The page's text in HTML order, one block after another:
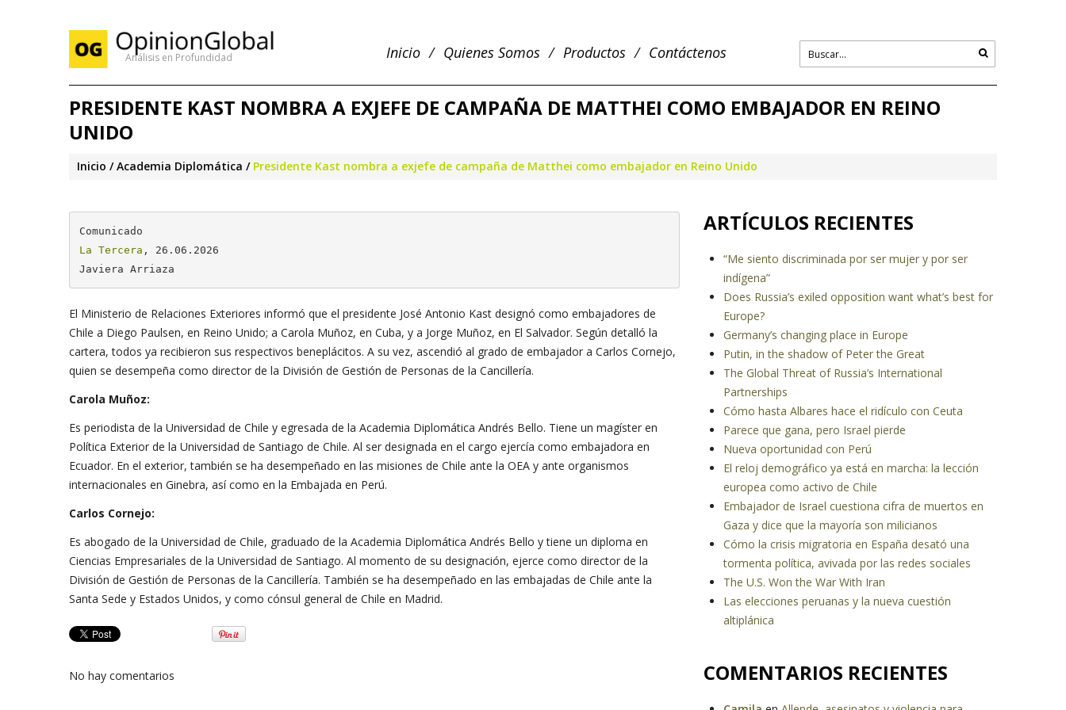
Análisis en Profundidad Inicio Quienes Somos Productos Contáctenos
PRESIDENTE KAST NOMBRA A EXJEFE DE CAMPAÑA DE MATTHEI COMO EMBAJADOR EN REINO
UNIDO
Inicio Academia Diplomática Presidente Kast nombra a exjefe de campaña de Matthei como embajador en Reino Unido
La Tercera , 26.06.2026
Javiera Arriaza
El Ministerio de Relaciones Exteriores informó que el presidente José Antonio Kast designó como embajadores de
Chile a Diego Paulsen, en Reino Unido; a Carola Muñoz, en Cuba, y a Jorge Muñoz, en El Salvador. Según detalló la
cartera, todos ya recibieron sus respectivos beneplácitos. A su vez, ascendió al grado de embajador a Carlos Cornejo,
quien se desempeña como director de la División de Gestión de Personas de la Cancillería.
Carola Muñoz:
Es periodista de la Universidad de Chile y egresada de la Academia Diplomática Andrés Bello. Tiene un magíster en
Política Exterior de la Universidad de Santiago de Chile. Al ser designada en el cargo ejercía como embajadora en
Ecuador. En el exterior, también se ha desempeñado en las misiones de Chile ante la OEA y ante organismos
internacionales en Ginebra, así como en la Embajada en Perú.
Carlos Cornejo:
Es abogado de la Universidad de Chile, graduado de la Academia Diplomática Andrés Bello y tiene un diploma en
Ciencias Empresariales de la Universidad de Santiago. Al momento de su designación, ejerce como director de la
División de Gestión de Personas de la Cancillería. También se ha desempeñado en las embajadas de Chile ante la
Santa Sede y Estados Unidos, y como cónsul general de Chile en Madrid.
No hay comentarios
ARTÍCULOS RECIENTES
“Me siento discriminada por ser mujer y por ser
indígena”
Does Russia’s exiled opposition want what’s best for
Europe?
Germany’s changing place in Europe
Putin, in the shadow of Peter the Great
The Global Threat of Russia’s International
Partnerships
Cómo hasta Albares hace el ridículo con Ceuta
Parece que gana, pero Israel pierde
Nueva oportunidad con Perú
El reloj demográfico ya está en marcha: la lección
europea como activo de Chile
Embajador de Israel cuestiona cifra de muertos en
Gaza y dice que la mayoría son milicianos
Cómo la crisis migratoria en España desató una
tormenta política, avivada por las redes sociales
The U.S. Won the War With Iran
Las elecciones peruanas y la nueva cuestión
altiplánica
COMENTARIOS RECIENTES